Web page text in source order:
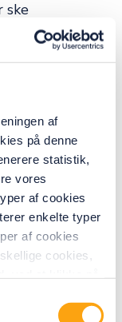
af
på denne
statistik,
vores
af cookies
enkelte typer
af cookies
cookies,
de valgte formål.
ske
til USA,
er et
længere er
i